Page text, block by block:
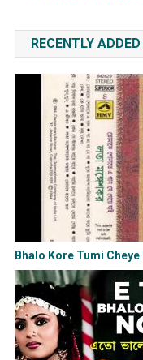
RECENTLY ADDED
Bhalo Kore Tumi Cheye